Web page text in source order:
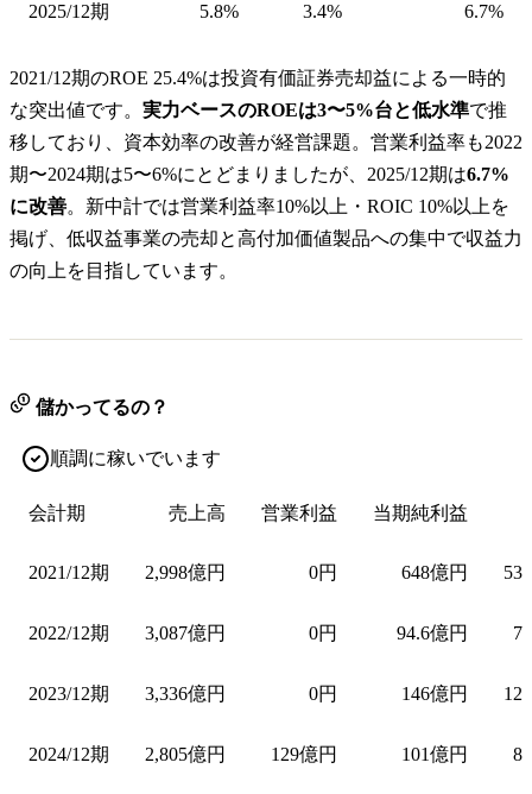
2025/12期 5.8% 3.4% 6.7%
2021/12期のROE 25.4%は投資有価証券売却益による一時的
な突出値です。 実力ベースのROEは3〜5%台と低水準で推
移しており、資本効率の改善が経営課題。営業利益率も2022
期〜2024期は5〜6%にとどまりましたが、2025/12期は6.7%
に改善。新中計では営業利益率10%以上・ROIC 10%以上を
掲げ、低収益事業の売却と高付加価値製品への集中で収益力
の向上を目指しています。
儲かってるの？
順調に稼いでいます
会計期 売上高 営業利益 当期純利益
2021/12期 2,998億円 0円 648億円
2022/12期 3,087億円 0円 94.6億円
2023/12期 3,336億円 0円 146億円
2024/12期 2,805億円 129億円 101億円